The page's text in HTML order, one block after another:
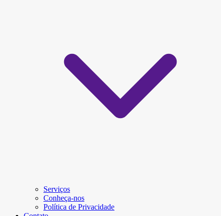
Serviços
Conheça-nos
Política de Privacidade